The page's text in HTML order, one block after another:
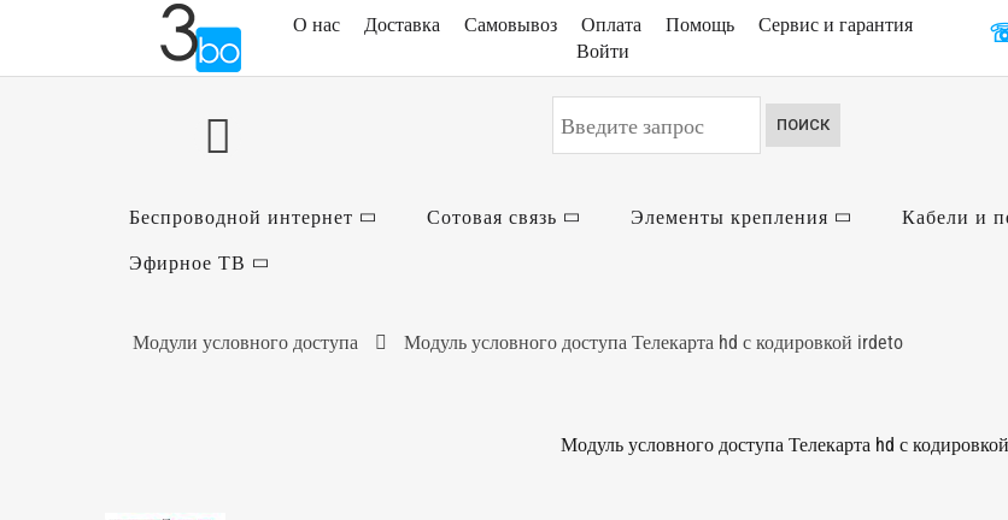
О нас Доставка Самовывоз Оплата Помощь
Сервис и гарантия
Войти
ПОИСК
Беспроводной интернет Сотовая связь Элементы крепления Кабели и
Эфирное ТВ
Модули условного доступа Модуль условного доступа Телекарта hd с кодировкой irdeto
Модуль условного доступа Телекарта hd с